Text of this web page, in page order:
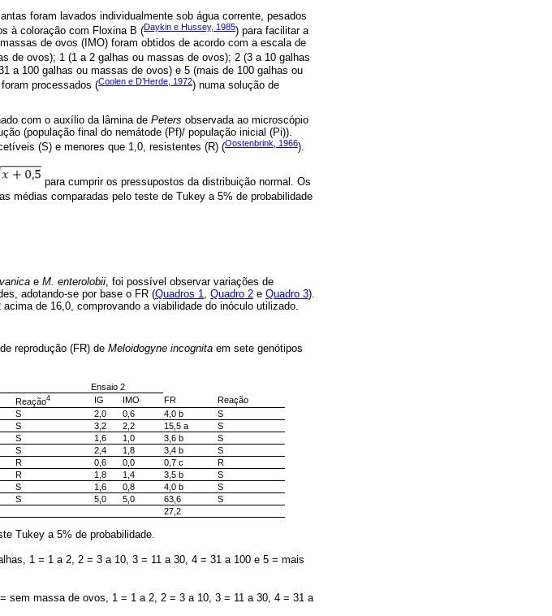
foram lavados individualmente sob água corrente, pesados
à coloração com Floxina B (Daykin e Hussey, 1985) para facilitar a
de ovos (IMO) foram obtidos de acordo com a escala de
de ovos); 1 (1 a 2 galhas ou massas de ovos); 2 (3 a 10 galhas
a 100 galhas ou massas de ovos) e 5 (mais de 100 galhas ou
processados (Coolen e D’Herde, 1972) numa solução de
com o auxílio da lâmina de Peters observada ao microscópio
(população final do nemátode (Pf)/ população inicial (Pi)).
(S) e menores que 1,0, resistentes (R) (Oostenbrink, 1966).
para cumprir os pressupostos da distribuição normal. Os
médias comparadas pelo teste de Tukey a 5% de probabilidade
e M. enterolobii, foi possível observar variações de
adotando-se por base o FR (Quadros 1, Quadro 2 e Quadro 3).
de 16,0, comprovando a viabilidade do inóculo utilizado.
reprodução (FR) de Meloidogyne incognita em sete genótipos
Ensaio 2
Reação4 IG IMO FR
Reação
S 2,0 0,6 4,0 b
S
S 3,2 2,2 15,5 a
S
S 1,6 1,0 3,6 b
S
S 2,4 1,8 3,4 b
S
R 0,6 0,0 0,7 c
R
R 1,8 1,4 3,5 b
S
S 1,6 0,8 4,0 b
S
S 5,0 5,0 63,6
S
27,2
Tukey a 5% de probabilidade.
1 = 1 a 2, 2 = 3 a 10, 3 = 11 a 30, 4 = 31 a 100 e 5 = mais
sem massa de ovos, 1 = 1 a 2, 2 = 3 a 10, 3 = 11 a 30, 4 = 31 a